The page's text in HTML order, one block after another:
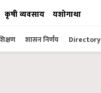
कृषी व्यवसाय यशोगाथा
शासन निर्णय Directory